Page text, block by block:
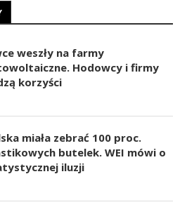
weszły na farmy
Hodowcy i firmy
korzyści
miała zebrać 100 proc.
butelek. WEI mówi o
iluzji